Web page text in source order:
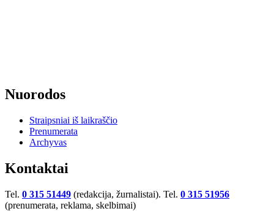
Nuorodos
Straipsniai iš laikraščio
Prenumerata
Archyvas
Kontaktai
Tel. 0 315 51449 (redakcija, žurnalistai). Tel. 0 315 51956
(prenumerata, reklama, skelbimai)